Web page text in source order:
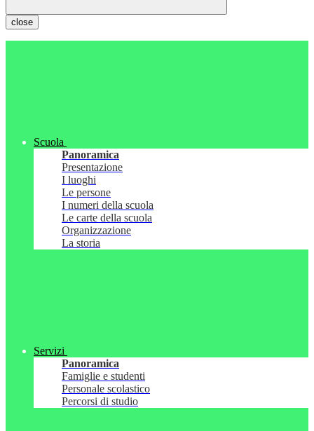
close
Scuola
Panoramica
Presentazione
I luoghi
Le persone
I numeri della scuola
Le carte della scuola
Organizzazione
La storia
Servizi
Panoramica
Famiglie e studenti
Personale scolastico
Percorsi di studio